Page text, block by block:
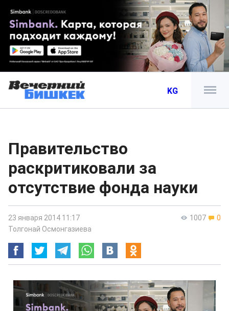
KG
Правительство
раскритиковали за
отсутствие фонда науки
1007 0
23 января 2014 11:17
Толгонай Осмонгазиева